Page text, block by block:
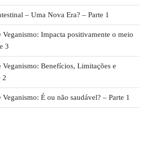
– Uma Nova Era? – Parte 1
Veganismo: Impacta positivamente o meio
3
Veganismo: Benefícios, Limitações e
2
Veganismo: É ou não saudável? – Parte 1